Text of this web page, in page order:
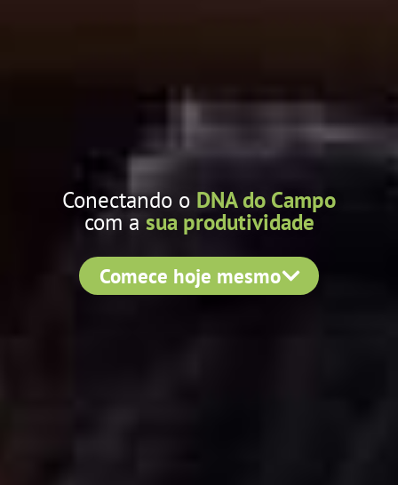
Conectando o DNA do Campo
com a sua produtividade
Comece hoje mesmo